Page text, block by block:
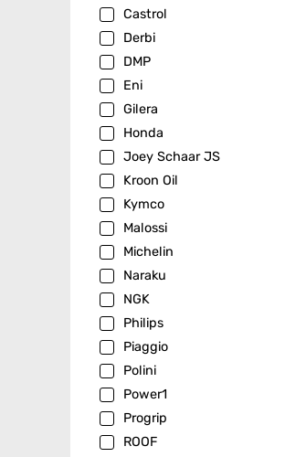
Castrol
Derbi
DMP
Eni
Gilera
Honda
Joey Schaar JS
Kroon Oil
Kymco
Malossi
Michelin
Naraku
NGK
Philips
Piaggio
Polini
Power1
Progrip
ROOF